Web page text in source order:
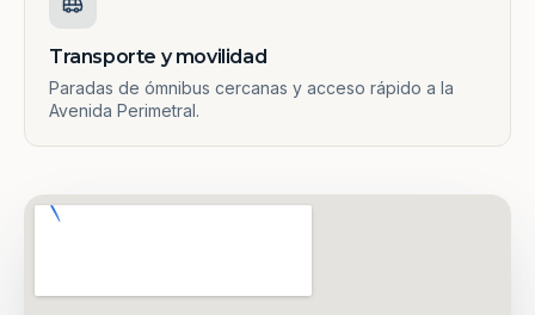
Transporte y movilidad
Paradas de ómnibus cercanas y acceso rápido a la
Avenida Perimetral.